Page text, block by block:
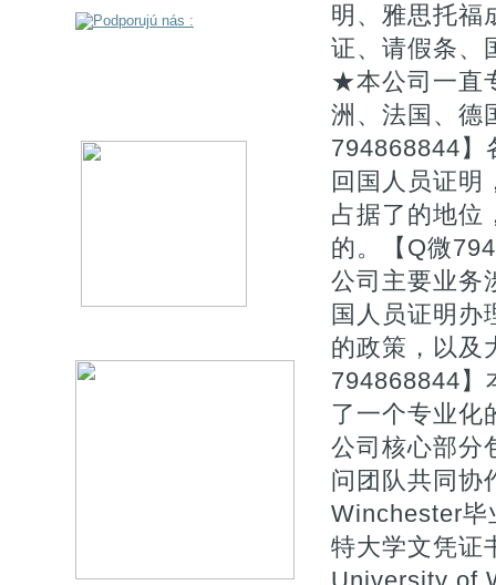
明、雅思托福
证、请假条、
★本公司一直
洲、法国、德
794868844】
回国人员证明
占据了的地位
的。【Q微
公司主要业务
国人员证明办
的政策，以及
794868844】
了一个专业化
公司核心部分
问团队共同协
Winchester毕
特大学文凭证